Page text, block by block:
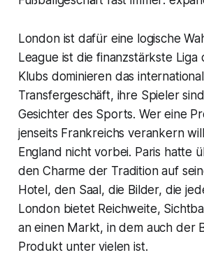
London ist dafür eine logische
League ist die finanzstärkste Liga
Klubs dominieren das
Transfergeschäft, ihre Spieler
Gesichter des Sports. Wer eine
jenseits Frankreichs verankern
England nicht vorbei. Paris hatte
den Charme der Tradition auf
Hotel, den Saal, die Bilder, die
London bietet Reichweite,
an einen Markt, in dem auch der
Produkt unter vielen ist.